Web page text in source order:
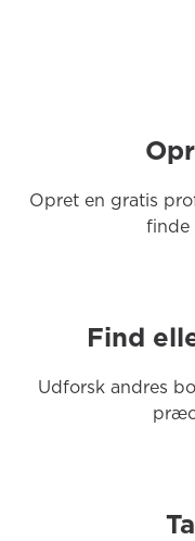
Opret en gratis
finde
Find
Udforsk andres